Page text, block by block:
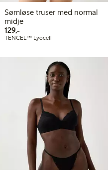
Sømløse truser med normal
midje
129,-129,00 kr
TENCEL™ Lyocell